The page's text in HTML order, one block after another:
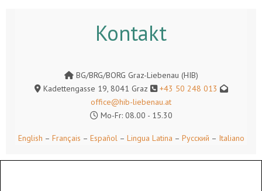
Kontakt
BG/BRG/BORG Graz-Liebenau (HIB)
Kadettengasse 19, 8041 Graz
+43 50 248 013
office@hib-liebenau.at
Mo-Fr: 08.00 - 15.30
English – Français – Español– Lingua Latina – Русский – Italiano